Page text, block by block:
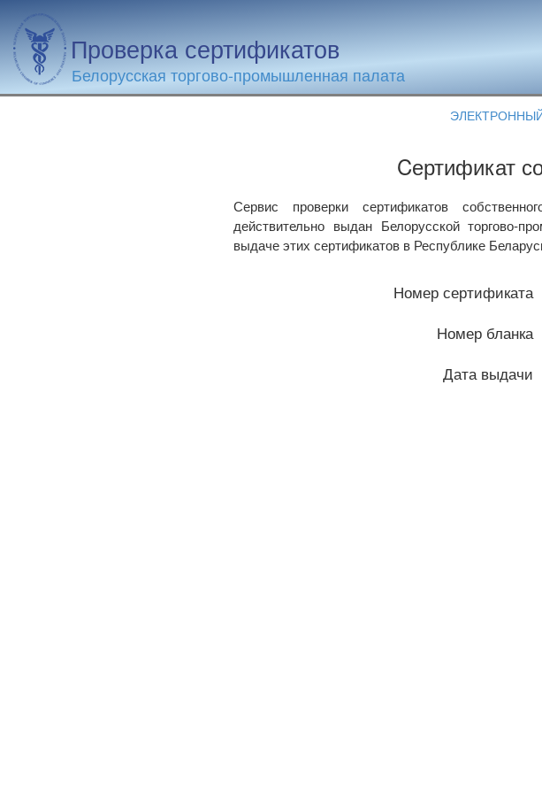
Проверка сертификатов
Белорусская торгово-промышленная палата
Cертификат
Сервис проверки сертификатов
действительно выдан Белорусской торгово-
выдаче этих сертификатов в Республике
Номер сертификата
Номер бланка
Дата выдачи